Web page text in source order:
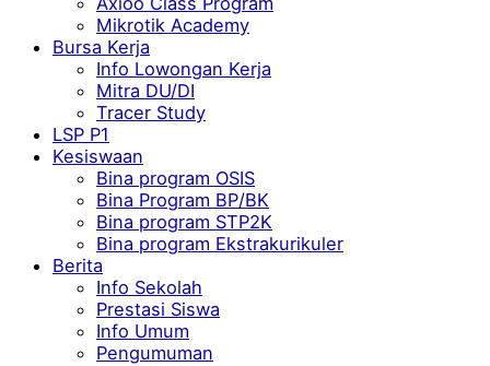
Mikrotik Academy
Bursa Kerja
Info Lowongan Kerja
Mitra DU/DI
Tracer Study
LSP P1
Kesiswaan
Bina program OSIS
Bina Program BP/BK
Bina program STP2K
Bina program Ekstrakurikuler
Berita
Info Sekolah
Prestasi Siswa
Info Umum
Pengumuman